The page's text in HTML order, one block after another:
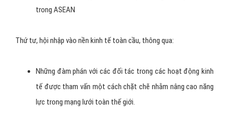
trong ASEAN
Thứ tư, hội nhập vào nền kinh tế toàn cầu, thông qua:
Những đàm phán với các đối tác trong các hoạt động kinh
tế được tham vấn một cách chặt chẽ nhằm nâng cao năng
lực trong mạng lưới toàn thế giới.